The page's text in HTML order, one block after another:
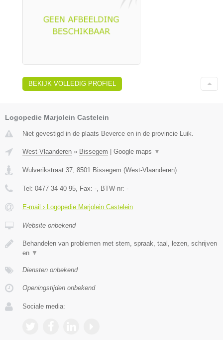
BEKIJK VOLLEDIG PROFIEL
Logopedie Marjolein Castelein
Niet gevestigd in de plaats Beverce en in de provincie Luik.
West-Vlaanderen » Bissegem | Google maps ▼
Wulverikstraat 37 8501 Bissegem (West-Vlaanderen)
Tel: 0477 34 40 95 , Fax: - , BTW-nr: -
E-mail › Logopedie Marjolein Castelein
Website onbekend
Behandelen van problemen met stem, spraak, taal, lezen, schrijven
en ▼
Diensten onbekend
Openingstijden onbekend
Sociale media: